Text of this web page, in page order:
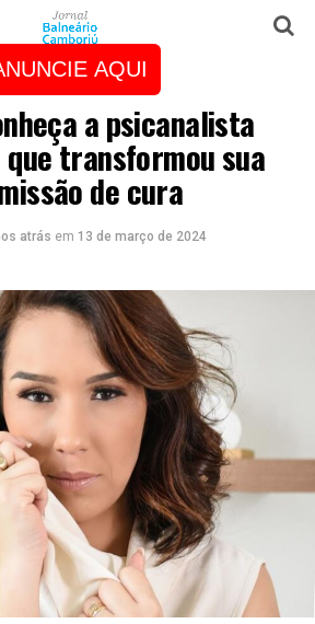
AQUI
a psicanalista
transformou sua
de cura
atrás em 13 de março de 2024